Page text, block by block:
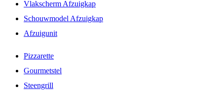
Vlakscherm Afzuigkap
Schouwmodel Afzuigkap
Afzuigunit
Pizzarette
Gourmetstel
Steengrill